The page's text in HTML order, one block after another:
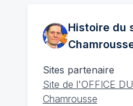
Histoire du
Sites partenaire
Site de l'OFFICE
Chamrousse